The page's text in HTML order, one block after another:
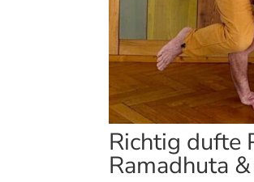
Richtig dufte
Ramadhuta